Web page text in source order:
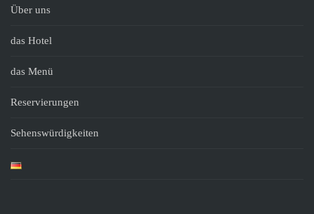
Über uns
das Hotel
das Menü
Reservierungen
Sehenswürdigkeiten